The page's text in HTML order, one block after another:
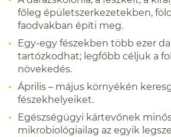
főleg épületszerkezetekben,
faodvakban építi meg.
Egy-egy fészekben több ezer
tartózkodhat; legfőbb céljuk a
növekedés.
Április – május környékén
fészekhelyeiket.
Egészségügyi kártevőnek
mikrobiológiailag az egyik